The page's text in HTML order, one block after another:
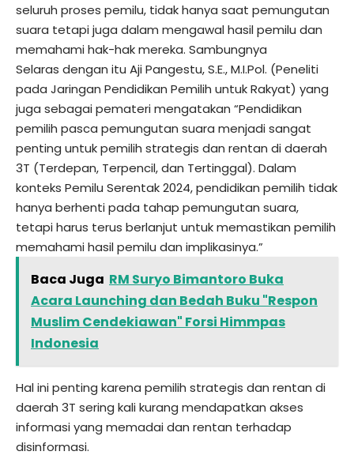
seluruh proses pemilu, tidak hanya saat pemungutan
suara tetapi juga dalam mengawal hasil pemilu dan
memahami hak-hak mereka. Sambungnya
Selaras dengan itu Aji Pangestu, S.E., M.I.Pol. (Peneliti
pada Jaringan Pendidikan Pemilih untuk Rakyat) yang
juga sebagai pemateri mengatakan “Pendidikan
pemilih pasca pemungutan suara menjadi sangat
penting untuk pemilih strategis dan rentan di daerah
3T (Terdepan, Terpencil, dan Tertinggal). Dalam
konteks Pemilu Serentak 2024, pendidikan pemilih tidak
hanya berhenti pada tahap pemungutan suara,
tetapi harus terus berlanjut untuk memastikan pemilih
memahami hasil pemilu dan implikasinya.”
Baca Juga RM Suryo Bimantoro Buka
Acara Launching dan Bedah Buku "Respon
Muslim Cendekiawan" Forsi Himmpas
Indonesia
Hal ini penting karena pemilih strategis dan rentan di
daerah 3T sering kali kurang mendapatkan akses
informasi yang memadai dan rentan terhadap
disinformasi.